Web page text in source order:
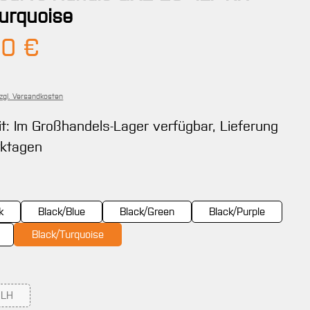
€
Versandkosten
Im Großhandels-Lager verfügbar, Lieferung
Black/Blue Black/Green
Black/Purple
Black/Turquoise
LH
(Diese Option ist zurzeit nicht verfügbar.)